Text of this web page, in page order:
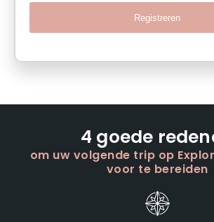
Registreren
4 goede
om uw volgende trip op
voor te bereiden